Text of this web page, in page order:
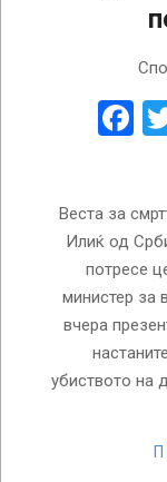
Веста за
Илиќ од
потресе
министер за
вчера
убиството на